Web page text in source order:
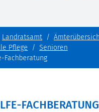
Landratsamt
Pflege
Senioren
Fachberatung
FACHBERATUNG